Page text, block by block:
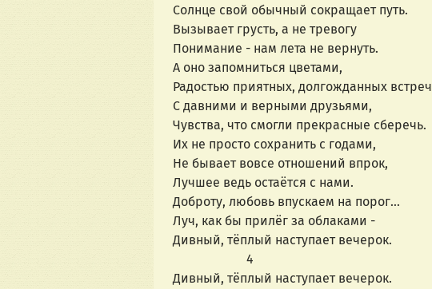
Солнце свой обычный сокращает путь.
Вызывает грусть, а не тревогу
Понимание - нам лета не вернуть.
А оно запомниться цветами,
Радостью приятных, долгожданных встреч
С давними и верными друзьями,
Чувства, что смогли прекрасные сберечь.
Их не просто сохранить с годами,
Не бывает вовсе отношений впрок,
Лучшее ведь остаётся с нами.
Доброту, любовь впускаем на порог...
Луч, как бы прилёг за облаками -
Дивный, тёплый наступает вечерок.
                       4
Дивный, тёплый наступает вечерок.